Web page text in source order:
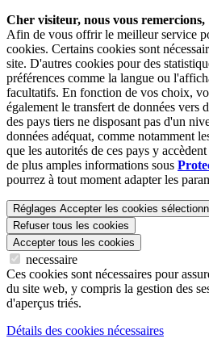
Cher visiteur, nous vous remercions,
Afin de vous offrir le meilleur service
cookies. Certains cookies sont
site. D'autres cookies pour des
préférences comme la langue ou
facultatifs. En fonction de vos choix,
également le transfert de données vers
des pays tiers ne disposant pas d'un
données adéquat, comme notamment
que les autorités de ces pays y
de plus amples informations sous
pourrez à tout moment adapter les
Réglages Accepter les cookies
Refuser tous les cookies
Accepter tous les cookies
necessaire
Ces cookies sont nécessaires pour
du site web, y compris la gestion des
d'aperçus triés.
Détails des cookies nécessaires